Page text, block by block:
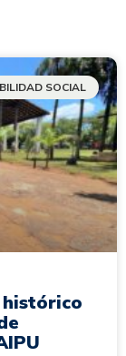
SOCIAL